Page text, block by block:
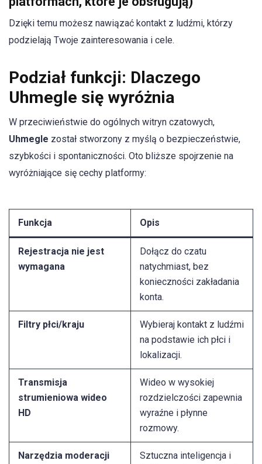
Dzięki temu możesz nawiązać kontakt z ludźmi, którzy
podzielają Twoje zainteresowania i cele.
Podział funkcji: Dlaczego
Uhmegle się wyróżnia
W przeciwieństwie do ogólnych witryn czatowych,
Uhmegle został stworzony z myślą o bezpieczeństwie,
szybkości i spontaniczności. Oto bliższe spojrzenie na
wyróżniające się cechy platformy:
Funkcja Opis
Rejestracja nie jest
wymagana
Dołącz do czatu
natychmiast, bez
konieczności zakładania
konta.
Filtry płci/kraju
Wybieraj kontakt z ludźmi
na podstawie ich płci i
lokalizacji.
Transmisja
strumieniowa wideo
HD
Wideo w wysokiej
rozdzielczości zapewnia
wyraźne i płynne
rozmowy.
Narzędzia moderacji
Sztuczna inteligencja i